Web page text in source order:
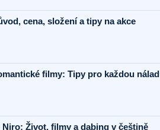
cena, složení a tipy na akce
filmy: Tipy pro každou
Niro: Život, filmy a dabing v češtině